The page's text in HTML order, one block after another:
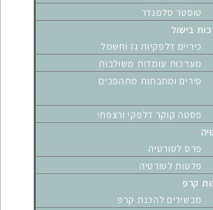
טוסטר סלמנדר
בישול
כיריים דלפקיות גז וחשמל
מערכות עומדות משולבות
סירים ומחבתות מתהפכים
פסטה קוקר דלפקי ורצפתי
פרס לטורטיה
פלטות לטורטיה
קרפ
מכשירים להכנת קרפ